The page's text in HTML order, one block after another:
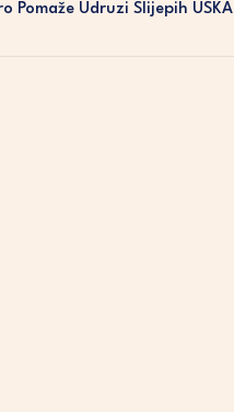
Pomaže Udruzi Slijepih USKA